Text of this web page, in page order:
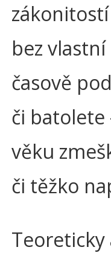
bez
časově
či batolete
věku
či těžko